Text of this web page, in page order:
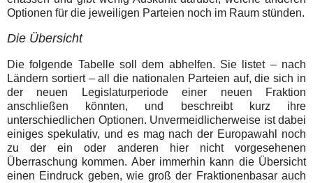
Optionen für die jeweiligen Parteien noch im Raum stünden.
Die Übersicht
Die folgende Tabelle soll dem abhelfen. Sie listet – nach
Ländern sortiert – all die nationalen Parteien auf, die sich in
der neuen Legislaturperiode einer neuen Fraktion
anschließen könnten, und beschreibt kurz ihre
unterschiedlichen Optionen. Unvermeidlicherweise ist dabei
einiges spekulativ, und es mag nach der Europawahl noch
zu der ein oder anderen hier nicht vorgesehenen
Überraschung kommen. Aber immerhin kann die Übersicht
einen Eindruck geben, wie groß der Fraktionenbasar auch